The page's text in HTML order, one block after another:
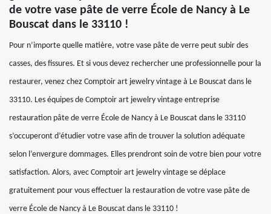
de votre vase pâte de verre École de Nancy à Le
Bouscat dans le 33110 !
Pour n’importe quelle matière, votre vase pâte de verre peut subir des
casses, des fissures. Et si vous devez rechercher une professionnelle pour la
restaurer, venez chez Comptoir art jewelry vintage à Le Bouscat dans le
33110. Les équipes de Comptoir art jewelry vintage entreprise
restauration pâte de verre École de Nancy à Le Bouscat dans le 33110
s’occuperont d’étudier votre vase afin de trouver la solution adéquate
selon l’envergure dommages. Elles prendront soin de votre bien pour votre
satisfaction. Alors, avec Comptoir art jewelry vintage se déplace
gratuitement pour vous effectuer la restauration de votre vase pâte de
verre École de Nancy à Le Bouscat dans le 33110 !